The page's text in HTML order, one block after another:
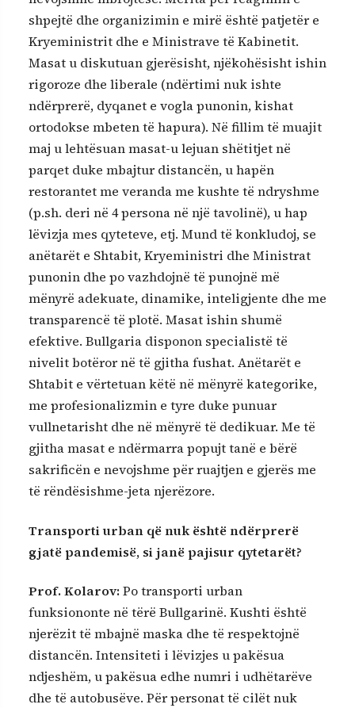
shpejtë dhe organizimin e mirë është patjetër e
Kryeministrit dhe e Ministrave të Kabinetit.
Masat u diskutuan gjerësisht, njëkohësisht ishin
rigoroze dhe liberale (ndërtimi nuk ishte
ndërprerë, dyqanet e vogla punonin, kishat
ortodokse mbeten të hapura). Në fillim të muajit
maj u lehtësuan masat-u lejuan shëtitjet në
parqet duke mbajtur distancën, u hapën
restorantet me veranda me kushte të ndryshme
(p.sh. deri në 4 persona në një tavolinë), u hap
lëvizja mes qyteteve, etj. Mund të konkludoj, se
anëtarët e Shtabit, Kryeministri dhe Ministrat
punonin dhe po vazhdojnë të punojnë më
mënyrë adekuate, dinamike, inteligjente dhe me
transparencë të plotë. Masat ishin shumë
efektive. Bullgaria disponon specialistë të
nivelit botëror në të gjitha fushat. Anëtarët e
Shtabit e vërtetuan këtë në mënyrë kategorike,
me profesionalizmin e tyre duke punuar
vullnetarisht dhe në mënyrë të dedikuar. Me të
gjitha masat e ndërmarra popujt tanë e bërë
sakrificën e nevojshme për ruajtjen e gjerës me
të rëndësishme-jeta njerëzore.
Transporti urban që nuk është ndërprerë
gjatë pandemisë, si janë pajisur qytetarët?
Prof. Kolarov: Po transporti urban
funksiononte në tërë Bullgarinë. Kushti është
njerëzit të mbajnë maska dhe të respektojnë
distancën. Intensiteti i lëvizjes u pakësua
ndjeshëm, u pakësua edhe numri i udhëtarëve
dhe të autobusëve. Për personat të cilët nuk